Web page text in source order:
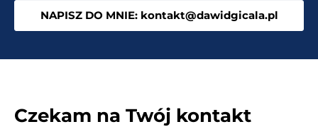
NAPISZ DO MNIE: kontakt@dawidgicala.pl
Czekam na Twój kontakt